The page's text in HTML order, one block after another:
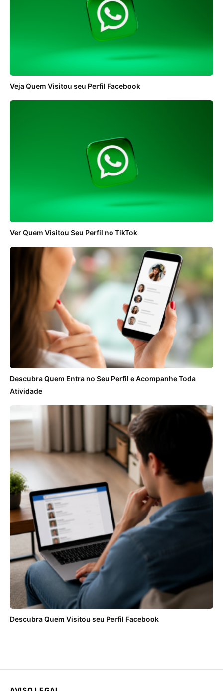
ANÚNCIOS
Veja Quem Visitou seu Perfil Facebook
Ver Quem Visitou Seu Perfil no TikTok
Descubra Quem Entra no Seu Perfil e Acompanhe Toda
Atividade
Descubra Quem Visitou seu Perfil Facebook